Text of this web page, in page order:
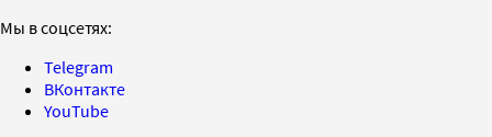
Мы в соцсетях:
Telegram
ВКонтакте
YouTube